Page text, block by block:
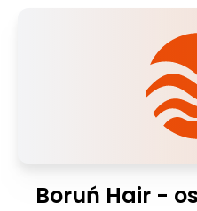
Boruń Hair -